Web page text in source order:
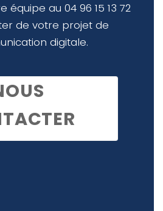
équipe au 04 96 15 13 72
de votre projet de
digitale.